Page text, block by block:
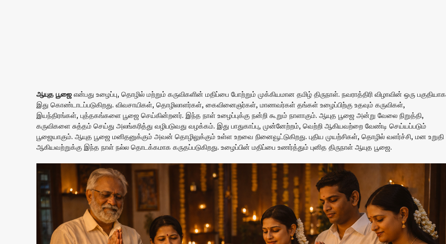
ஆயுத பூஜை என்பது உழைப்பு, தொழில் மற்றும் கருவிகளின் மதிப்பை போற்றும் முக்கியமான தமிழ் திருநாள். நவராத்திரி விழாவின் ஒரு பகுதியாக
இது கொண்டாடப்படுகிறது. விவசாயிகள், தொழிலாளர்கள், கைவினைஞர்கள், மாணவர்கள் தங்கள் உழைப்பிற்கு உதவும் கருவிகள்,
இயந்திரங்கள், புத்தகங்களை பூஜை செய்கின்றனர். இந்த நாள் உழைப்புக்கு நன்றி கூறும் நாளாகும். ஆயுத பூஜை அன்று வேலை நிறுத்தி,
கருவிகளை சுத்தம் செய்து அலங்கரித்து வழிபடுவது வழக்கம். இது பாதுகாப்பு, முன்னேற்றம், வெற்றி ஆகியவற்றை வேண்டி செய்யப்படும்
பூஜையாகும். ஆயுத பூஜை மனிதனுக்கும் அவன் தொழிலுக்கும் உள்ள உறவை நினைவூட்டுகிறது. புதிய முயற்சிகள், தொழில் வளர்ச்சி, மன உறுதி
ஆகியவற்றுக்கு இந்த நாள் நல்ல தொடக்கமாக கருதப்படுகிறது. உழைப்பின் மதிப்பை உணர்த்தும் புனித திருநாள் ஆயுத பூஜை.